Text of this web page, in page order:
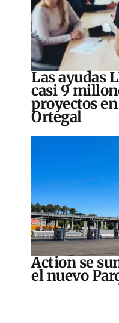
Las ayudas
casi 9
proyectos
Ortegal
Action se
el nuevo